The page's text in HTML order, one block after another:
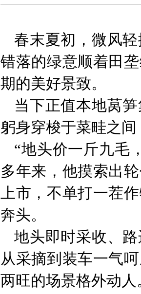
春末夏初，微风
错落的绿意顺着田
期的美好景致。
当下正值本地莴
躬身穿梭于菜畦之
“地头价一斤九毛
多年来，他摸索出
上市，不单打一茬
奔头。
地头即时采收、
从采摘到装车一气
两旺的场景格外动人